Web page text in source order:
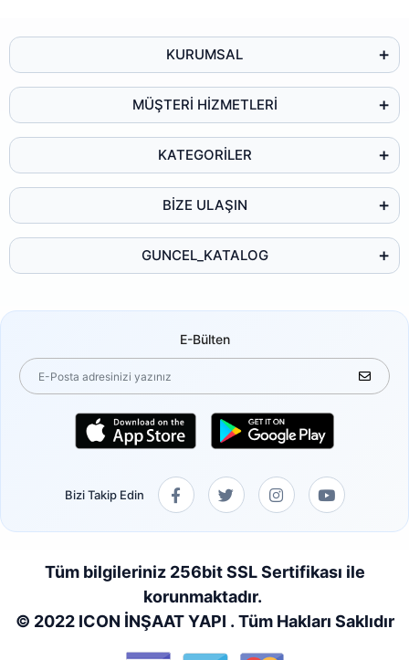
KURUMSAL
MÜŞTERİ HİZMETLERİ
KATEGORİLER
BİZE ULAŞIN
GUNCEL_KATALOG
E-Bülten
Bizi Takip Edin
Tüm bilgileriniz 256bit SSL Sertifikası ile
korunmaktadır.
© 2022 ICON İNŞAAT YAPI . Tüm Hakları Saklıdır